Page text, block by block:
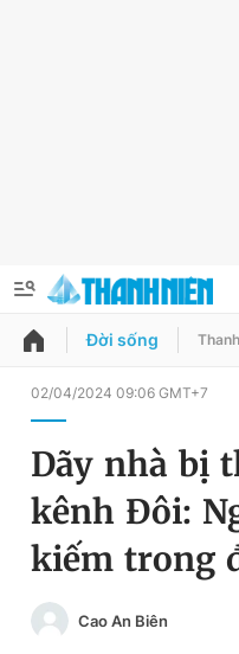
QUẢNG CÁO ĐẶT BÁO
Chuyên mục
Chuyên mục khác
Chào ngày mới
Đổi mật khẩu
Tin đã lưu
Đời sống
02/04/2024 09:06 GMT+7
Dãy nhà bị
kênh Đôi:
kiếm trong
Cao An Biên